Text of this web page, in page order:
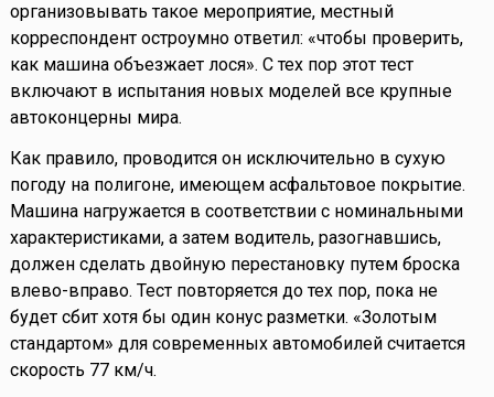
организовывать такое мероприятие, местный
корреспондент остроумно ответил: «чтобы проверить,
как машина объезжает лося». С тех пор этот тест
включают в испытания новых моделей все крупные
автоконцерны мира.
Как правило, проводится он исключительно в сухую
погоду на полигоне, имеющем асфальтовое покрытие.
Машина нагружается в соответствии с номинальными
характеристиками, а затем водитель, разогнавшись,
должен сделать двойную перестановку путем броска
влево-вправо. Тест повторяется до тех пор, пока не
будет сбит хотя бы один конус разметки. «Золотым
стандартом» для современных автомобилей считается
скорость 77 км/ч.